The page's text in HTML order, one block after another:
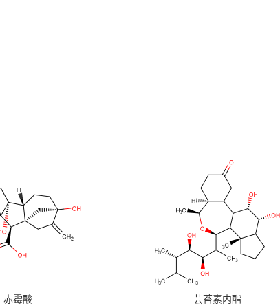
赤霉酸 芸苔素内酯